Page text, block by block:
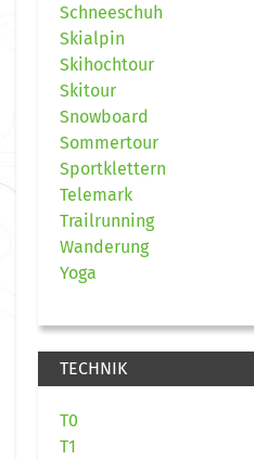
Schneeschuh
Skialpin
Skihochtour
Skitour
Snowboard
Sommertour
Sportklettern
Telemark
Trailrunning
Wanderung
Yoga
TECHNIK
T0
T1